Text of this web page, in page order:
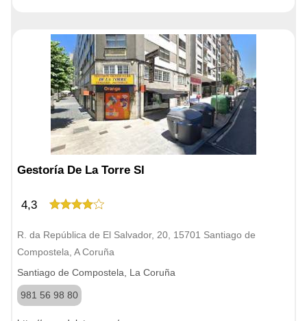
Gestoría De La Torre Sl
4,3
R. da República de El Salvador, 20, 15701 Santiago de
Compostela, A Coruña
Santiago de Compostela, La Coruña
981 56 98 80